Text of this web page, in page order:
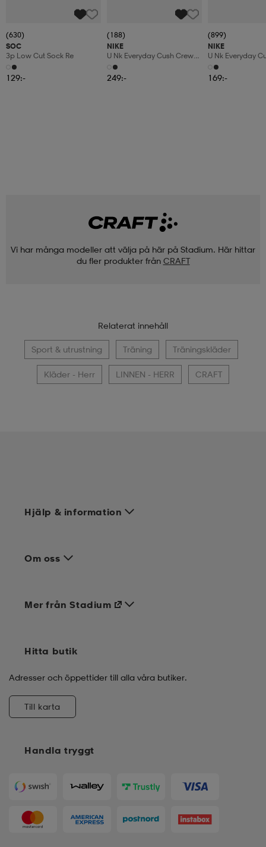
(630)
SOC
3p Low Cut Sock Re
129:-
(188)
NIKE
U Nk Everyday Cush Crew
6pr-Bd
249:-
(899)
NIKE
U Nk Everyday
3pr
169:-
Vi har många modeller att välja på här på Stadium. Här hittar
du fler produkter från CRAFT
Relaterat innehåll
Sport & utrustning Träning Träningskläder
Kläder - Herr LINNEN - HERR CRAFT
Hjälp & information
Om oss
Handla tryggt
Mer från Stadium
Hitta butik
Adresser och öppettider till alla våra butiker.
Till karta